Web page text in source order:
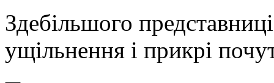
Здебільшого
ущільнення і прикрі